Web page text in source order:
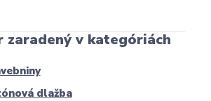
zaradený v kategóriách
dlažba